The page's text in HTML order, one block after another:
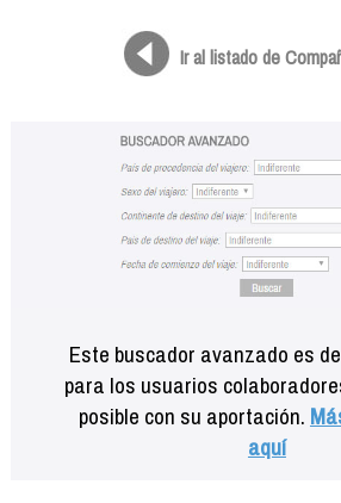
Ir al listado de
Este buscador avanzado es
para los usuarios
posible con su aportación.
aquí